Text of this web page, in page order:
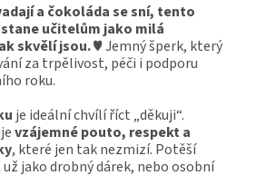
a čokoláda se sní, tento
učitelům jako milá
skvělí jsou.♥ Jemný šperk, který
za trpělivost, péči i podporu
roku.
je ideální chvílí říct „děkuji“.
vzájemné pouto, respekt a
, které jen tak nezmizí. Potěší
jako drobný dárek, nebo osobní